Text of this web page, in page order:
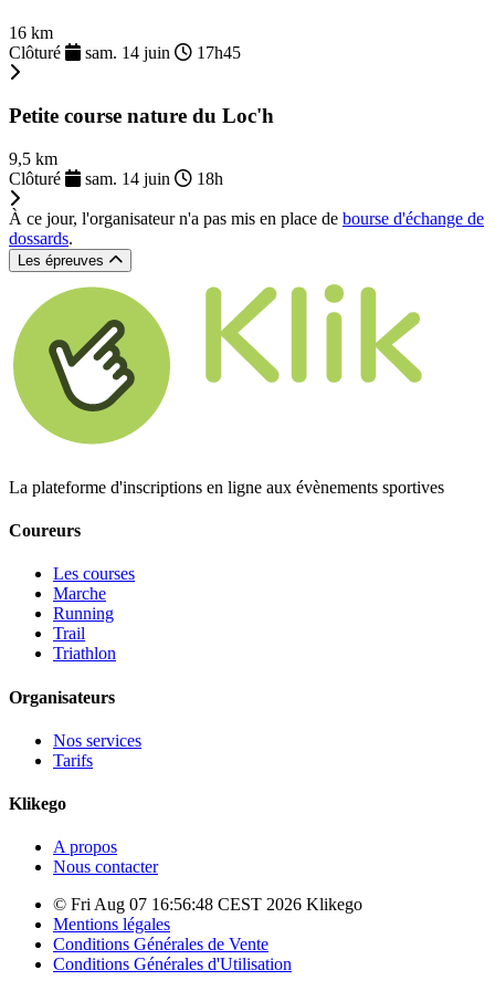
16 km
Clôturé
sam. 14 juin 17h45
Petite course nature du Loc'h
9,5 km
Clôturé
sam. 14 juin 18h
À ce jour, l'organisateur n'a pas mis en place de bourse d'échange de
dossards.
Les épreuves
La plateforme d'inscriptions en ligne aux évènements sportives
Coureurs
Les courses
Marche
Running
Trail
Triathlon
Organisateurs
Nos services
Tarifs
Klikego
A propos
Nous contacter
© Fri Aug 07 16:56:48 CEST 2026 Klikego
Mentions légales
Conditions Générales de Vente
Conditions Générales d'Utilisation